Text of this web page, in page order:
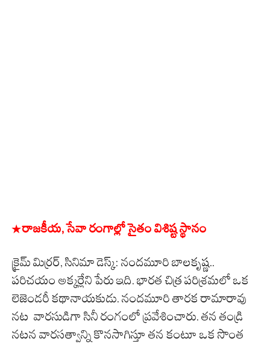
* రాజకీయ, సేవా రంగాల్లో సైతం విశిష్ట స్థానం
క్రైమ్ మిర్రర్, సినిమా డెస్క్: నందమూరి బాలకృష్ణ..
పరిచయం అక్కర్లేని పేరు ఇది. భారత చిత్ర పరిశ్రమలో ఒక
లెజెండరీ కథానాయకుడు. నందమూరి తారక రామారావు
నట వారసుడిగా సినీ రంగంలో ప్రవేశించారు. తన తండ్రి
నటన వారసత్వాన్ని కొనసాగిస్తూ తన కంటూ ఒక సొంత